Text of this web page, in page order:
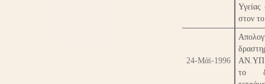
Υγείας
στον
24-Μάϊ-1996
το